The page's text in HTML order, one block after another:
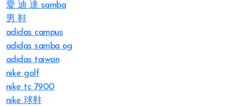
愛 迪 達 samba
男 鞋
adidas campus
adidas samba og
adidas taiwan
nike golf
nike tc 7900
nike 球鞋